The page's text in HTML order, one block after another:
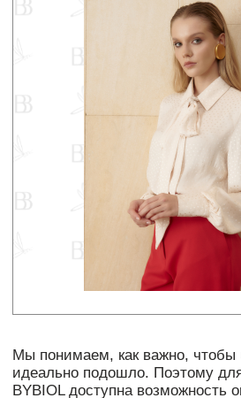
Никаких «котов в мешке» только осознанный
С условиями по количеству изделий
и стоимости доставки можно ознакомиться
«Долями» — сервис для оплаты покупок
Сервис «Долями» помогает вам разделить
сумму покупки на четыре равных платежа —
без комиссии и дополнительных плат.
Покупку получите сразу после оплаты
первой части. Сегодня оплачиваете только
25% стоимости покупки, остальное — тремя
платежами раз в 2 недели.
Сформируйте корзину с покупками
на сайте до 70 000 рублей;
Выберите способ оплаты — нажмите
кнопку «Долями» или «Оплатить
Укажите номер телефона, ФИО, дату
картой любых платёжных систем, Apple
Pay и Google Pay.
Оставшиеся три части спишутся
автоматически с шагом в две недели.